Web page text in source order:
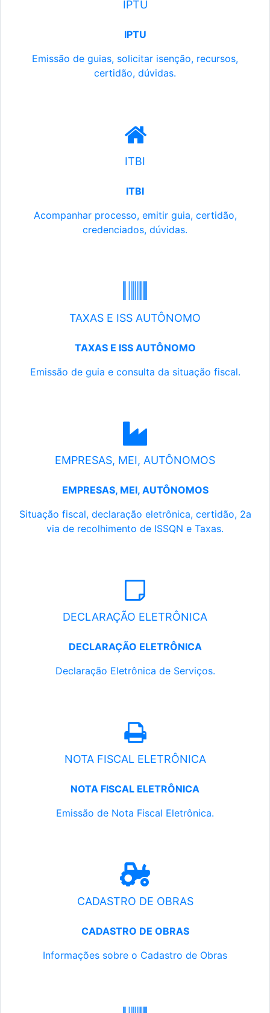
IPTU
IPTU
Emissão de guias, solicitar isenção, recursos,
certidão, dúvidas.
ITBI
ITBI
Acompanhar processo, emitir guia, certidão,
credenciados, dúvidas.
TAXAS E ISS AUTÔNOMO
TAXAS E ISS AUTÔNOMO
Emissão de guia e consulta da situação fiscal.
EMPRESAS, MEI, AUTÔNOMOS
EMPRESAS, MEI, AUTÔNOMOS
Situação fiscal, declaração eletrônica, certidão, 2a
via de recolhimento de ISSQN e Taxas.
DECLARAÇÃO ELETRÔNICA
DECLARAÇÃO ELETRÔNICA
Declaração Eletrônica de Serviços.
NOTA FISCAL ELETRÔNICA
NOTA FISCAL ELETRÔNICA
Emissão de Nota Fiscal Eletrônica.
CADASTRO DE OBRAS
CADASTRO DE OBRAS
Informações sobre o Cadastro de Obras